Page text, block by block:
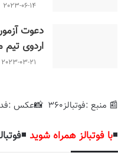
2023-06-14
اردوی تیم
2023-03-21
📰 منبع :فوتبالز360 📸عکس :فدراسیون فوتبال
◾️با فوتبالز همراه شوید ◾️